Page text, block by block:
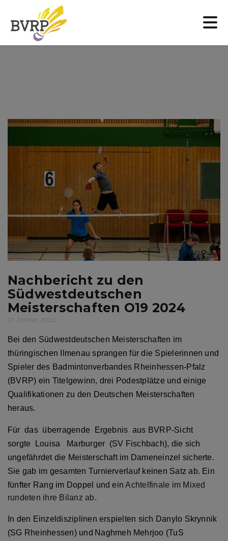
Nachbericht zu den
Südwestdeutschen
Meisterschaften O19 2024
Bei den Südwestdeutschen Meisterschaften im
thüringischen Ilmenau sprangen für die Spielerinnen und
Spieler des Badmintonverbandes Rheinhessen-Pfalz
(BVRP) ein Titelgewinn, drei Podestplätze und einige
Qualifikationen zu den Deutschen Meisterschaften
heraus.
Für das überragende Ergebnis aus BVRP-Sicht
sorgte Louisa Marburger (SV Fischbach), die sich
ungefährdet die Meisterschaft im Dameneinzel sicherte.
Sie gab im gesamten Turnierverlauf keinen Satz ab. Ein
fünfter Rang im Doppel und einAchtelfinale im Mixed
rundeten ihre Bilanz ab.
In den Einzeldisziplinen erspielten sich Danylo Skrynnik
(SG Rheinhessen) und Naghmeh Mehrjoo (TuS